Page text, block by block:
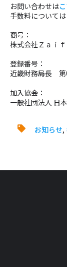
お問い合わせは
手数料については
商号：
株式会社Ｚａｉｆ
登録番号：
近畿財務局長 第
加入協会：
一般社団法人 日
お知らせ,